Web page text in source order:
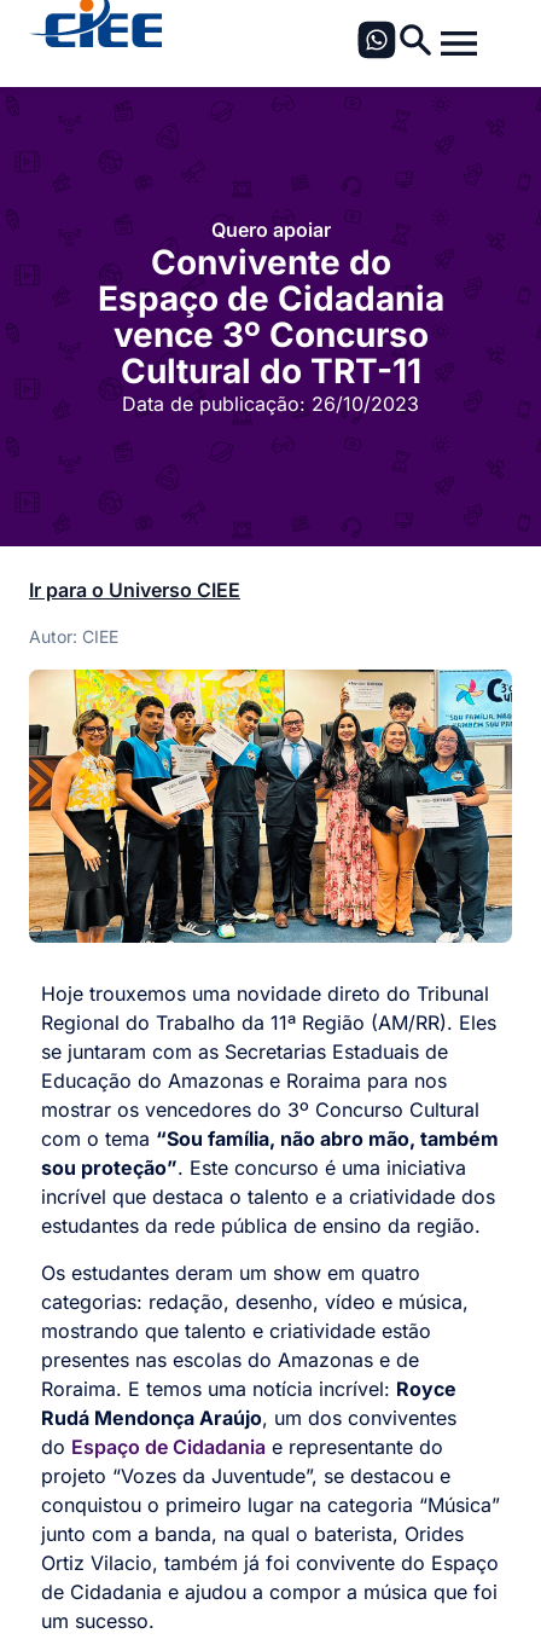
Quero apoiar
Convivente do
Espaço de Cidadania
vence 3º Concurso
Cultural do TRT-11
Data de publicação: 26/10/2023
Ir para o Universo CIEE
Autor: CIEE
Hoje trouxemos uma novidade direto do Tribunal
Regional do Trabalho da 11ª Região (AM/RR). Eles
se juntaram com as Secretarias Estaduais de
Educação do Amazonas e Roraima para nos
mostrar os vencedores do 3º Concurso Cultural
com o tema “Sou família, não abro mão, também
sou proteção”. Este concurso é uma iniciativa
incrível que destaca o talento e a criatividade dos
estudantes da rede pública de ensino da região.
Os estudantes deram um show em quatro
categorias: redação, desenho, vídeo e música,
mostrando que talento e criatividade estão
presentes nas escolas do Amazonas e de
Roraima. E temos uma notícia incrível: Royce
Rudá Mendonça Araújo, um dos conviventes
do Espaço de Cidadania e representante do
projeto “Vozes da Juventude”, se destacou e
conquistou o primeiro lugar na categoria “Música”
junto com a banda, na qual o baterista, Orides
Ortiz Vilacio, também já foi convivente do Espaço
de Cidadania e ajudou a compor a música que foi
um sucesso.